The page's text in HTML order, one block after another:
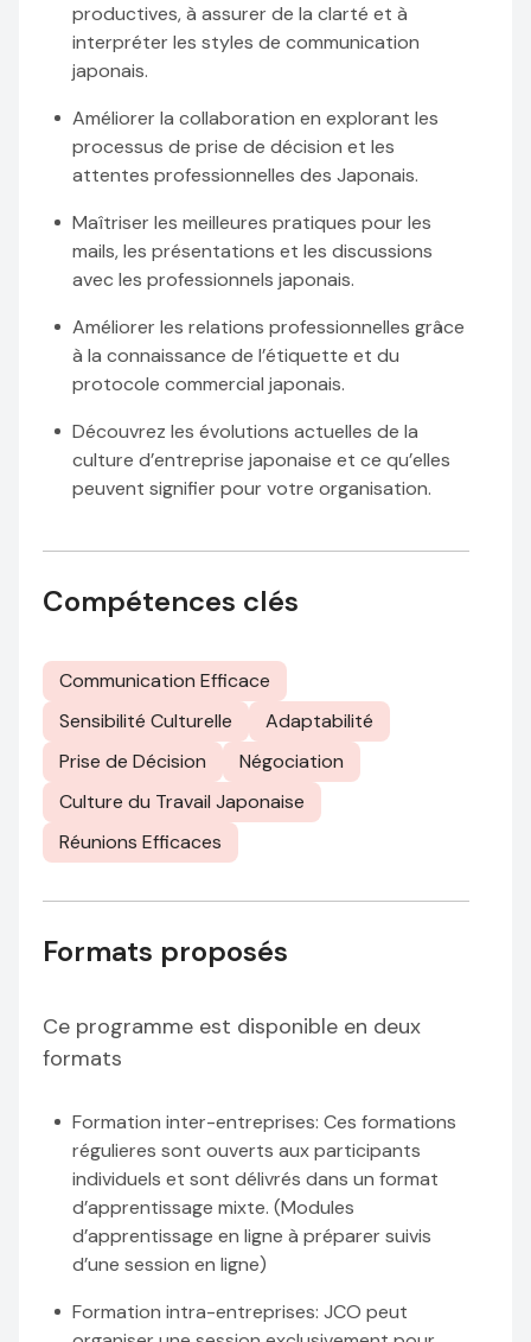
productives, à assurer de la clarté et à
interpréter les styles de communication
japonais.
Améliorer la collaboration en explorant les
processus de prise de décision et les
attentes professionnelles des Japonais.
Maîtriser les meilleures pratiques pour les
mails, les présentations et les discussions
avec les professionnels japonais.
Améliorer les relations professionnelles grâce
à la connaissance de l’étiquette et du
protocole commercial japonais.
Découvrez les évolutions actuelles de la
culture d’entreprise japonaise et ce qu’elles
peuvent signifier pour votre organisation.
Compétences clés
Communication Efficace
Sensibilité Culturelle
Adaptabilité
Prise de Décision
Négociation
Culture du Travail Japonaise
Réunions Efficaces
Formats proposés
Ce programme est disponible en deux
formats
Formation inter-entreprises: Ces formations
régulieres sont ouverts aux participants
individuels et sont délivrés dans un format
d’apprentissage mixte. (Modules
d’apprentissage en ligne à préparer suivis
d’une session en ligne)
Formation intra-entreprises: JCO peut